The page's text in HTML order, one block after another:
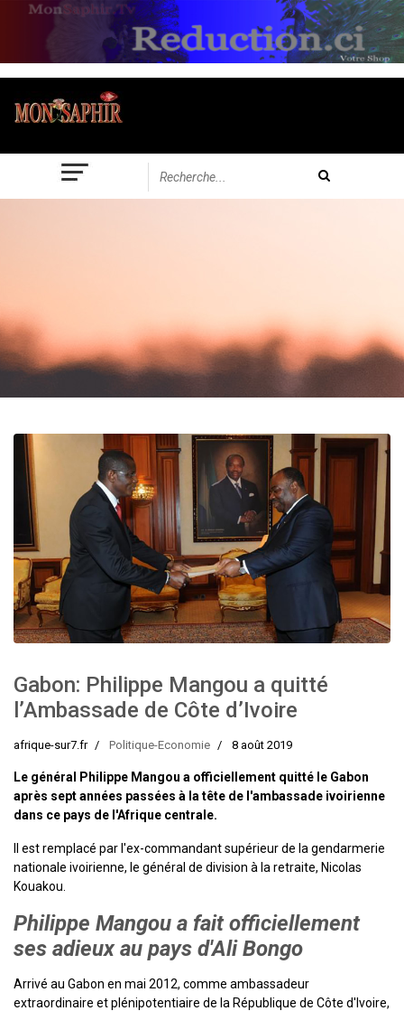
Gabon: Philippe Mangou a quitté
l’Ambassade de Côte d’Ivoire
afrique-sur7.fr Politique-Economie 8 août 2019
Le général Philippe Mangou a officiellement quitté le Gabon
après sept années passées à la tête de l'ambassade ivoirienne
dans ce pays de l'Afrique centrale.
Il est remplacé par l'ex-commandant supérieur de la gendarmerie
nationale ivoirienne, le général de division à la retraite, Nicolas
Kouakou.
Philippe Mangou a fait officiellement
ses adieux au pays d'Ali Bongo
Arrivé au Gabon en mai 2012, comme ambassadeur
extraordinaire et plénipotentiaire de la République de Côte d'Ivoire,